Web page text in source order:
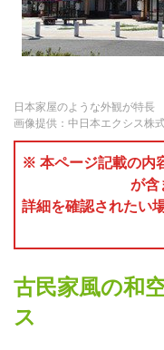
日本家屋のような外観が特長
画像提供：中日本エクシス株
※ 本ページ記載の内
が含
詳細を確認されたい
古民家風の和
ス